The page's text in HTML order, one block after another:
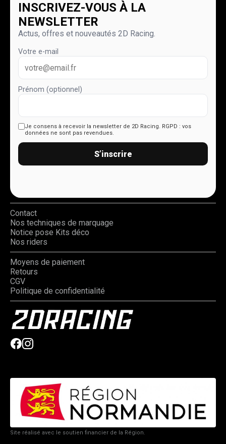
INSCRIVEZ-VOUS À LA
NEWSLETTER
Actus, offres et nouveautés 2D Racing.
Votre e-mail
Prénom (optionnel)
Je consens à recevoir la newsletter de 2D Racing. RGPD : vos
données ne sont pas revendues.
S’inscrire
Contact
Nos techniques de marquage
Notice pose Kits déco
Nos riders
Moyens de paiement
Retours
CGV
Politique de confidentialité
Site réalisé avec le soutien financier de la Région.